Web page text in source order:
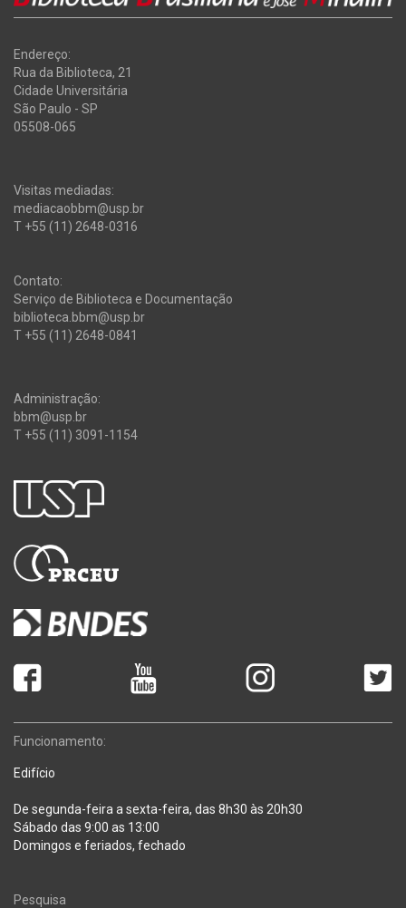
Endereço:
Rua da Biblioteca, 21
Cidade Universitária
São Paulo - SP
05508-065
Visitas mediadas:
mediacaobbm@usp.br
T +55 (11) 2648-0316
Contato:
Serviço de Biblioteca e Documentação
biblioteca.bbm@usp.br
T +55 (11) 2648-0841
Administração:
bbm@usp.br
T +55 (11) 3091-1154
Funcionamento:
Edifício
De segunda-feira a sexta-feira, das 8h30 às 20h30
Sábado das 9:00 as 13:00
Domingos e feriados, fechado
Pesquisa